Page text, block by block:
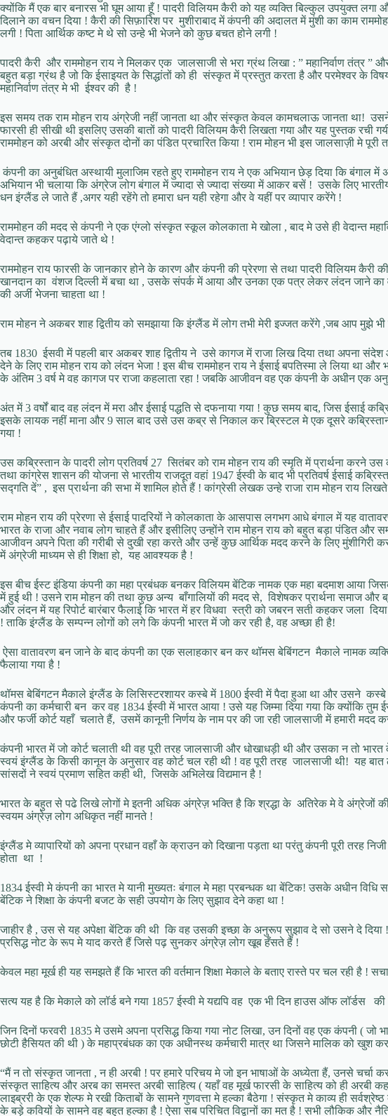
क्योंकि मैं एक बार बनारस भी घूम आया हूँ ! पादरी विलियम कैरी को यह व्यक्ति बिल्कुल उपयुक्त
दिलाने का वचन दिया ! कैरी की सिफ़ारिश पर मुशीराबाद में कंपनी की अदालत में मुंशी का काम
लगी ! पिता आर्थिक कष्ट मे थे सो उन्हे भी भेजने को कुछ बचत होने लगी !
पादरी कैरी और राममोहन राय ने मिलकर एक जालसाजी से भरा ग्रंथ लिखा : ” महानिर्वाण तंत्र ” और
बहुत बड़ा ग्रंथ है जो कि ईसाइयत के सिद्धांतों को ही संस्कृत में प्रस्तुत करता है और परमेश्वर के विषय
महानिर्वाण तंत्र मे भी ईश्वर की है !
इस समय तक राम मोहन राय अंग्रेजी नहीं जानता था और संस्कृत केवल कामचलाऊ जानता था!
फारसी ही सीखी थी इसलिए उसकी बातों को पादरी विलियम कैरी लिखता गया और यह पुस्तक रची
राममोहन को अरबी और संस्कृत दोनों का पंडित प्रचारित किया ! राम मोहन भी इस जालसाज़ी मे पूरी
कंपनी का अनुबंधित अस्थायी मुलाजिम रहते हुए राममोहन राय ने एक अभियान छेड़ दिया कि बंगाल
अभियान भी चलाया कि अंग्रेज लोग बंगाल में ज्यादा से ज्यादा संख्या में आकर बसें ! उसके लिए
धन इंग्लैंड ले जाते हैं ,अगर यही रहेंगे तो हमारा धन यही रहेगा और वे यहीं पर व्यापार करेंगे !
राममोहन की मदद से कंपनी ने एक एंग्लो संस्कृत स्कूल कोलकाता मे खोला , बाद मे उसे ही वेदान्त
वेदान्त कहकर पढ़ाये जाते थे !
राममोहन राय फारसी के जानकार होने के कारण और कंपनी की प्रेरणा से तथा पादरी विलियम कैरी
खानदान का वंशज दिल्ली में बचा था , उसके संपर्क में आया और उनका एक पत्र लेकर लंदन जाने का
की अर्जी भेजना चाहता था !
राम मोहन ने अकबर शाह द्वितीय को समझाया कि इंग्लैंड में लोग तभी मेरी इज्जत करेंगे ,जब आप मुझे
तब 1830 ईसवी में पहली बार अकबर शाह द्वितीय ने उसे कागज में राजा लिख दिया तथा अपना
देने के लिए राम मोहन राय को लंदन भेजा ! इस बीच राममोहन राय ने ईसाई बपतिस्मा ले लिया था
के अंतिम 3 वर्ष मे वह कागज पर राजा कहलाता रहा ! जबकि आजीवन वह एक कंपनी के अधीन एक
अंत में 3 वर्षों बाद वह लंदन में मरा और ईसाई पद्धति से दफनाया गया ! कुछ समय बाद, जिस ईसाई
इसके लायक नहीं माना और 9 साल बाद उसे उस कब्र से निकाल कर ब्रिस्टल मे एक दूसरे
गया !
उस कब्रिस्तान के पादरी लोग प्रतिवर्ष 27 सितंबर को राम मोहन राय की स्मृति में प्रार्थना करने
तथा कांग्रेस शासन की योजना से भारतीय राजदूत वहां 1947 ईस्वी के बाद भी प्रतिवर्ष ईसाई
सद्गति दें” , इस प्रार्थना की सभा में शामिल होते हैं ! कांग्रेसी लेखक उन्हे राजा राम मोहन राय
राम मोहन राय की प्रेरणा से ईसाई पादरियों ने कोलकाता के आसपास लगभग आधे बंगाल में यह
भारत के राजा और नवाब लोग चाहते हैं और इसीलिए उन्होंने राम मोहन राय को बहुत बड़ा पंडित और
आजीवन अपने पिता की गरीबी से दुखी रहा करते और उन्हें कुछ आर्थिक मदद करने के लिए मुंशीगिरी
में अंग्रेजी माध्यम से ही शिक्षा हो, यह आवश्यक है !
इस बीच ईस्ट इंडिया कंपनी का महा प्रबंधक बनकर विलियम बेंटिक नामक एक महा बदमाश आया
में हुई थी ! उसने राम मोहन की तथा कुछ अन्य बाँगालियों की मदद से, विशेषकर प्रार्थना समाज
और लंदन में यह रिपोर्ट बारंबार फैलाई कि भारत में हर विधवा स्त्री को जबरन सती कहकर जला
! ताकि इंग्लैंड के सम्पन्न लोगों को लगे कि कंपनी भारत में जो कर रही है, वह अच्छा ही है!
ऐसा वातावरण बन जाने के बाद कंपनी का एक सलाहकार बन कर थॉमस बेबिंगटन मैकाले नामक
फैलाया गया है !
थॉमस बेबिंगटन मैकाले इंग्लैंड के लिसिस्टरशायर कस्बे में 1800 ईस्वी में पैदा हुआ था और उसने कस्बे
कंपनी का कर्मचारी बन कर वह 1834 ईस्वी में भारत आया ! उसे यह जिम्मा दिया गया कि क्योंकि तुम
और फर्जी कोर्ट यहाँ चलाते हैं, उसमें कानूनी निर्णय के नाम पर की जा रही जालसाजी में हमारी मदद
कंपनी भारत में जो कोर्ट चलाती थी वह पूरी तरह जालसाजी और धोखाधड़ी थी और उसका न तो
स्वयं इंग्लैंड के किसी कानून के अनुसार वह कोर्ट चल रही थी ! वह पूरी तरह जालसाजी थी! यह
सांसदों ने स्वयं प्रमाण सहित कही थी, जिसके अभिलेख विद्यमान है !
भारत के बहुत से पढे लिखे लोगों मे इतनी अधिक अंग्रेज़ भक्ति है कि श्रद्धा के अतिरेक मे वे अंग्रेजों
स्वयम अंग्रेज़ लोग अधिकृत नहीं मानते !
इंग्लैंड मे व्यापारियों को अपना प्रधान वहाँ के क्राउन को दिखाना पड़ता था परंतु कंपनी पूरी तरह
होता था !
1834 ईस्वी मे कंपनी का भारत मे यानी मुख्यतः बंगाल मे महा प्रबन्धक था बेंटिक! उसके अधीन
बेंटिक ने शिक्षा के कंपनी बजट के सही उपयोग के लिए सुझाव देने कहा था !
जाहीर है , उस से यह अपेक्षा बेंटिक की थी कि वह उसकी इच्छा के अनुरूप सुझाव दे सो उसने दे दिया !
प्रसिद्ध नोट के रूप मे याद करते हैं जिसे पढ़ सुनकर अंग्रेज़ लोग खूब हँसते हैं !
केवल महा मूर्ख ही यह समझते हैं कि भारत की वर्तमान शिक्षा मेकाले के बताए रास्ते पर चल रही है !
सत्य यह है कि मेकाले को लॉर्ड बने गया 1857 ईस्वी मे यद्यपि वह एक भी दिन हाउस ऑफ लॉर्डस की
जिन दिनों फरवरी 1835 मे उसमे अपना प्रसिद्ध किया गया नोट लिखा, उन दिनों वह एक कंपनी (
छोटी हैसियत की थी ) के महाप्रबंधक का एक अधीनस्थ कर्मचारी मात्र था जिसने मालिक को खुश
“मैं न तो संस्कृत जानता , न ही अरबी ! पर हमारे परिचय मे जो इन भाषाओं के अध्येता हैं, उनसे चर्चा
संस्कृत साहित्य और अरब का समस्त अरबी साहित्य ( यहाँ वह मूर्ख फारसी के साहित्य को ही अरबी
लाइब्ररी के एक शेल्फ मे रखी किताबों के सामने गुणवत्ता मे हल्का बैठेगा ! संस्कृत मे काव्य ही
के बड़े कवियों के सामने वह बहुत हल्का है ! ऐसा सब परिचित विद्वानों का मत है ! सभी लौकिक और